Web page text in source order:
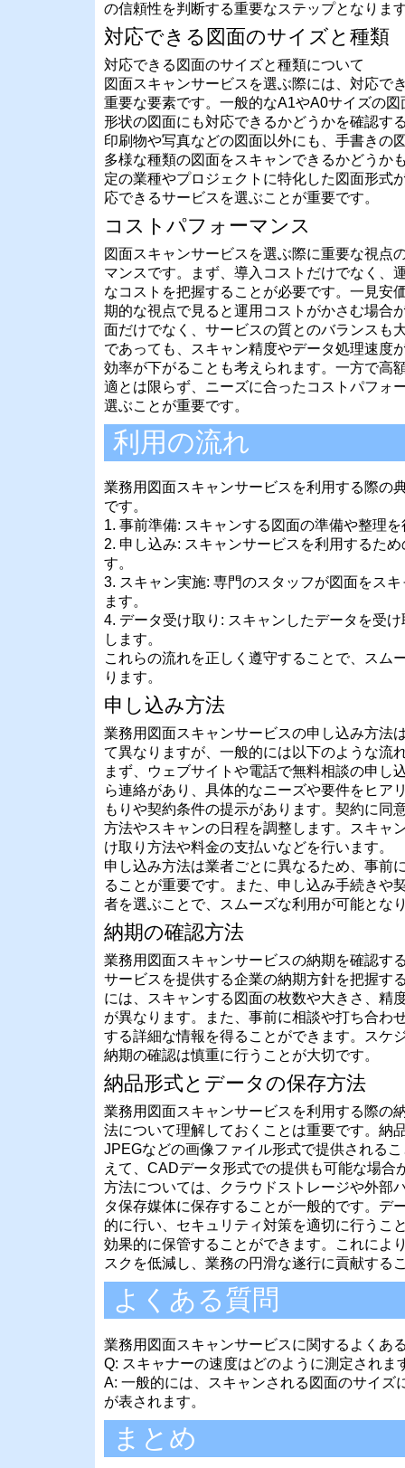
の信頼性を判断する重要なステップとなりま
対応できる図面のサイズと種類
対応できる図面のサイズと種類について
図面スキャンサービスを選ぶ際には、対応で
重要な要素です。一般的なA1やA0サイズの
形状の図面にも対応できるかどうかを確認す
印刷物や写真などの図面以外にも、手書きの
多様な種類の図面をスキャンできるかどうか
定の業種やプロジェクトに特化した図面形式
応できるサービスを選ぶことが重要です。
コストパフォーマンス
図面スキャンサービスを選ぶ際に重要な視点
マンスです。まず、導入コストだけでなく、
なコストを把握することが必要です。一見安
期的な視点で見ると運用コストがかさむ場合
面だけでなく、サービスの質とのバランスも
であっても、スキャン精度やデータ処理速度
効率が下がることも考えられます。一方で高
適とは限らず、ニーズに合ったコストパフォ
選ぶことが重要です。
利用の流れ
業務用図面スキャンサービスを利用する際の
です。
1. 事前準備: スキャンする図面の準備や整理
2. 申し込み: スキャンサービスを利用するた
す。
3. スキャン実施: 専門のスタッフが図面をス
ます。
4. データ受け取り: スキャンしたデータを受
します。
これらの流れを正しく遵守することで、スム
ります。
申し込み方法
業務用図面スキャンサービスの申し込み方法
て異なりますが、一般的には以下のような流
まず、ウェブサイトや電話で無料相談の申し
ら連絡があり、具体的なニーズや要件をヒア
もりや契約条件の提示があります。契約に同
方法やスキャンの日程を調整します。スキャ
け取り方法や料金の支払いなどを行います。
申し込み方法は業者ごとに異なるため、事前
ることが重要です。また、申し込み手続きや
者を選ぶことで、スムーズな利用が可能とな
納期の確認方法
業務用図面スキャンサービスの納期を確認す
サービスを提供する企業の納期方針を把握す
には、スキャンする図面の枚数や大きさ、精
が異なります。また、事前に相談や打ち合わ
する詳細な情報を得ることができます。スケ
納期の確認は慎重に行うことが大切です。
納品形式とデータの保存方法
業務用図面スキャンサービスを利用する際の
法について理解しておくことは重要です。納
JPEGなどの画像ファイル形式で提供される
えて、CADデータ形式での提供も可能な場合
方法については、クラウドストレージや外部
タ保存媒体に保存することが一般的です。デ
的に行い、セキュリティ対策を適切に行うこ
効果的に保管することができます。これによ
スクを低減し、業務の円滑な遂行に貢献する
よくある質問
業務用図面スキャンサービスに関するよくあ
Q: スキャナーの速度はどのように測定されま
A: 一般的には、スキャンされる図面のサイズ
が表されます。
まとめ